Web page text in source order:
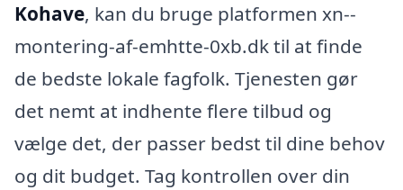
Kohave, kan du bruge platformen xn--
montering-af-emhtte-0xb.dk til at finde
de bedste lokale fagfolk. Tjenesten gør
det nemt at indhente flere tilbud og
vælge det, der passer bedst til dine behov
og dit budget. Tag kontrollen over din